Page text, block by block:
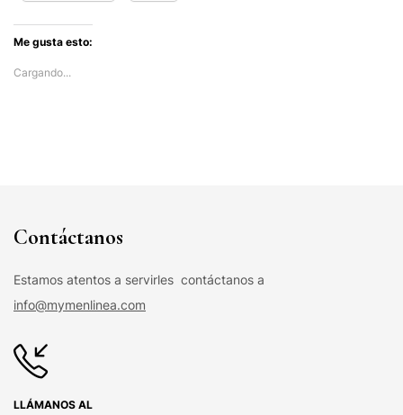
Me gusta esto:
Cargando...
Contáctanos
Estamos atentos a servirles contáctanos a
info@mymenlinea.com
LLÁMANOS AL